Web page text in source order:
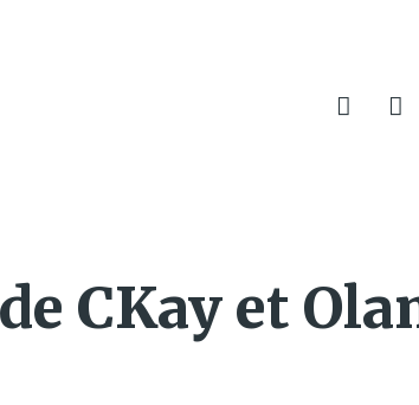
CKay et